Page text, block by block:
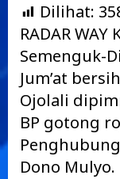
Dilihat:
RADAR
Semenguk-
Jum’at
Ojolali
BP gotong
Dono Mulyo.